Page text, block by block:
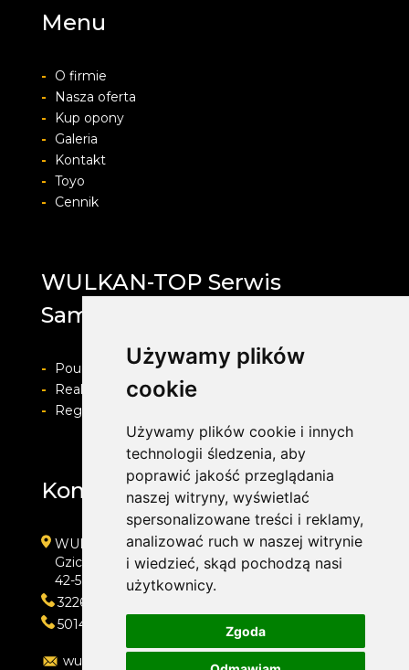
Używamy plików
cookie
Używamy plików cookie i innych
technologii śledzenia, aby
poprawić jakość przeglądania
naszej witryny, wyświetlać
spersonalizowane treści i reklamy,
analizować ruch w naszej witrynie
i wiedzieć, skąd pochodzą nasi
użytkownicy.
Zgoda
Menu
-
O firmie
-
Nasza oferta
-
Kup opony
-
Galeria
-
Kontakt
- Toyo
-
Cennik
WULKAN-TOP Serwis
Samochodowy
-
Pouczenie o prawie do odstapienia od umowy
-
Realizacja zamówienia i formy płatności
-
Regulamin i Polityka prywatności
Kontakt
WULKAN-TOP Serwis Samochodowy
Gzichowska 108
42-504 Będzin
322692033
501410313
wulkan-top@wp.pl